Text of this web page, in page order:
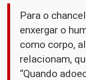
Para o
enxergar o
como corpo,
relacionam,
“Quando